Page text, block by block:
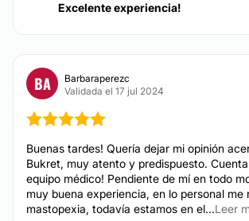
Excelente experiencia!
BA
Barbaraperezc
Validada el 17 jul 2024
Buenas tardes! Quería dejar mi opinión
Bukret, muy atento y predispuesto.
equipo médico! Pendiente de mí en todo
muy buena experiencia, en lo personal me
mastopexia, todavía estamos en el...Leer